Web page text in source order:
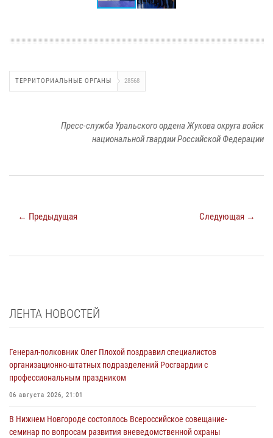
ТЕРРИТОРИАЛЬНЫЕ ОРГАНЫ 28568
Пресс-служба Уральского ордена Жукова округа войск
национальной гвардии Российской Федерации
← Предыдущая Следующая →
ЛЕНТА НОВОСТЕЙ
Генерал-полковник Олег Плохой поздравил специалистов
организационно-штатных подразделений Росгвардии с
профессиональным праздником
06 августа 2026, 21:01
В Нижнем Новгороде состоялось Всероссийское совещание-
семинар по вопросам развития вневедомственной охраны